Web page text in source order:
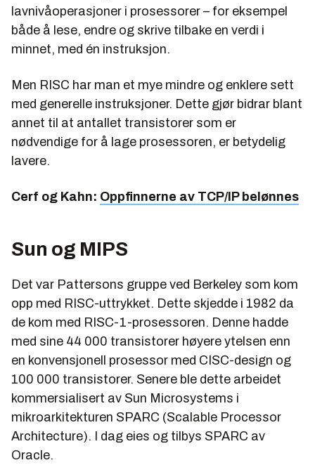
lavnivåoperasjoner i prosessorer – for eksempel
både å lese, endre og skrive tilbake en verdi i
minnet, med én instruksjon.
Men RISC har man et mye mindre og enklere sett
med generelle instruksjoner. Dette gjør bidrar blant
annet til at antallet transistorer som er
nødvendige for å lage prosessoren, er betydelig
lavere.
Cerf og Kahn: Oppfinnerne av TCP/IP belønnes
Sun og MIPS
Det var Pattersons gruppe ved Berkeley som kom
opp med RISC-uttrykket. Dette skjedde i 1982 da
de kom med RISC-1-prosessoren. Denne hadde
med sine 44 000 transistorer høyere ytelsen enn
en konvensjonell prosessor med CISC-design og
100 000 transistorer. Senere ble dette arbeidet
kommersialisert av Sun Microsystems i
mikroarkitekturen SPARC (Scalable Processor
Architecture). I dag eies og tilbys SPARC av
Oracle.